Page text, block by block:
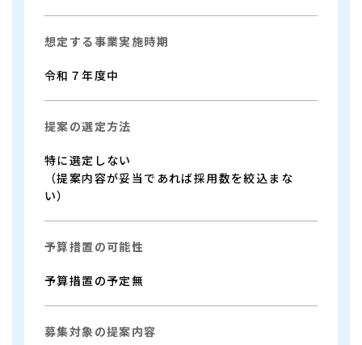
想定する事業実施時期
令和７年度中
提案の選定方法
特に選定しない
（提案内容が妥当であれば採用数を絞込まな
い）
予算措置の可能性
予算措置の予定無
募集対象の提案内容